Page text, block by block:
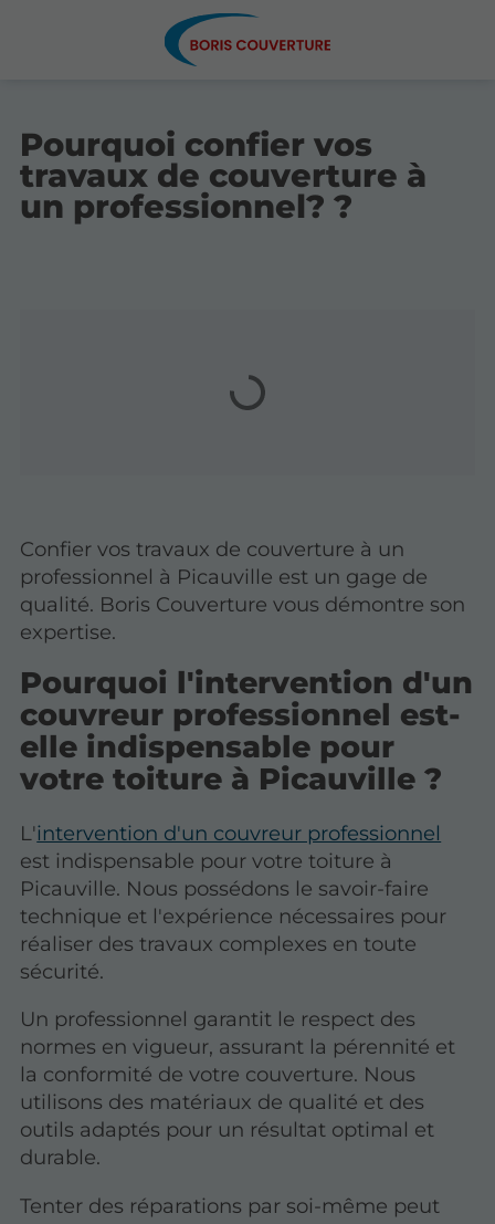
Pourquoi confier vos
travaux de couverture à
un professionnel? ?
Confier vos travaux de couverture à un
professionnel à Picauville est un gage de
qualité. Boris Couverture vous démontre son
expertise.
Pourquoi l'intervention d'un
couvreur professionnel est-
elle indispensable pour
votre toiture à Picauville ?
L'intervention d'un couvreur professionnel
est indispensable pour votre toiture à
Picauville. Nous possédons le savoir-faire
technique et l'expérience nécessaires pour
réaliser des travaux complexes en toute
sécurité.
Un professionnel garantit le respect des
normes en vigueur, assurant la pérennité et
la conformité de votre couverture. Nous
utilisons des matériaux de qualité et des
outils adaptés pour un résultat optimal et
durable.
Tenter des réparations par soi-même peut